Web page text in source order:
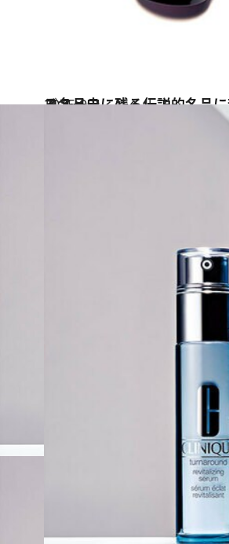
2015.9.2
コスメ史に残る伝説的名品に新伝説 ベストセラーのDNAが息づく更なる名品
ビューティ＆ヘルス